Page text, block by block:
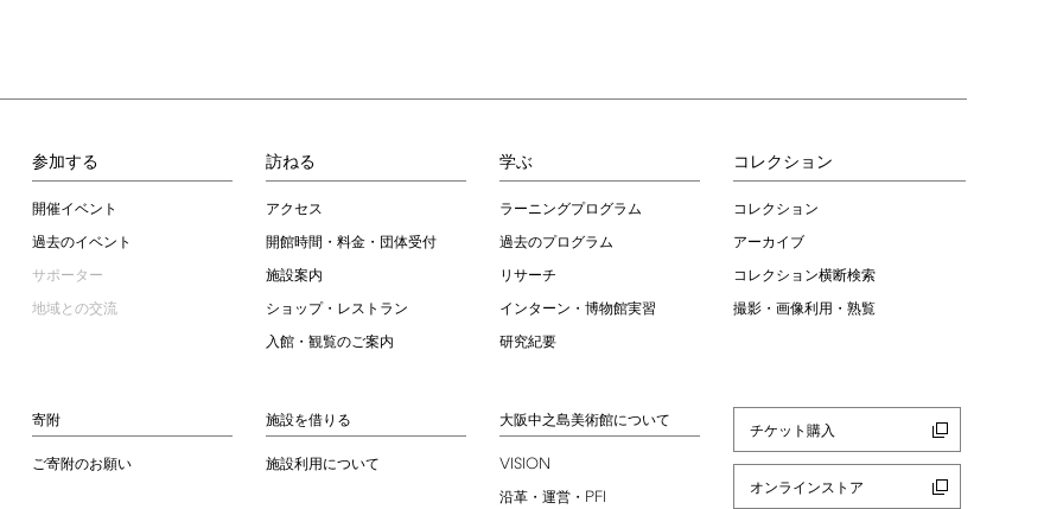
参加する
開催イベント
過去のイベント
サポーター
地域との交流
訪ねる
アクセス
開館時間・料金・団体受付
施設案内
ショップ・レストラン
入館・観覧のご案内
学ぶ
ラーニングプログラム
過去のプログラム
リサーチ
インターン・博物館実習
研究紀要
コレクション
コレクション
アーカイブ
コレクション横断検索
撮影・画像利用・熟覧
寄附
ご寄附のお願い
施設を借りる
施設利用について
大阪中之島美術館について
VISION
沿革・運営・ PFI
チケット購入
オンラインストア